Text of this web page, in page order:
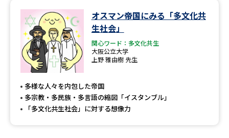
オスマン帝国にみる「多文化共
生社会」
関心ワード：多文化共生
大阪公立大学
上野 雅由樹 先生
多様な人々を内包した帝国
多宗教・多民族・多言語の縮図「イスタンブル」
「多文化共生社会」に対する想像力